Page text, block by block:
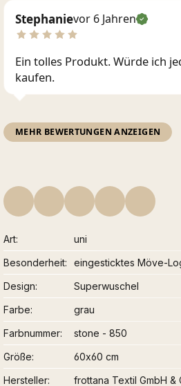
Stephanievor 6 Jahren
Ein tolles Produkt. Würde ich
kaufen.
MEHR BEWERTUNGEN ANZEIGEN
Art
uni
Besonderheit
eingesticktes Möve-
Design
Superwuschel
Farbe
grau
Farbnummer
stone - 850
Größe
60x60 cm
Hersteller
frottana Textil GmbH &